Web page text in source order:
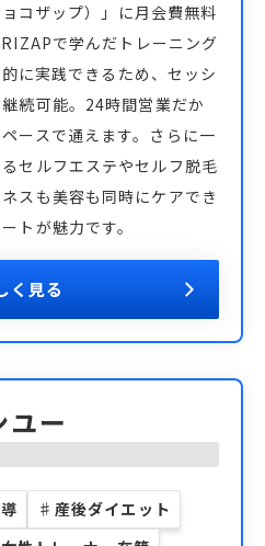
コザップ）」に月会費無料
で学んだトレーニング
に実践できるため、セッシ
続可能。24時間営業だか
ースで通えます。さらに一
セルフエステやセルフ脱毛
スも美容も同時にケアでき
トが魅力です。
く見る
ー
♯ 産後ダイエット